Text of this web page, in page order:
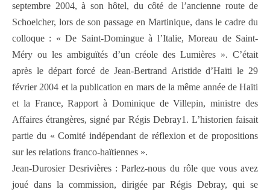
septembre 2004, à son hôtel, du côté de l’ancienne route de
Schoelcher, lors de son passage en Martinique, dans le cadre du
colloque : « De Saint-Domingue à l’Italie, Moreau de Saint-
Méry ou les ambiguïtés d’un créole des Lumières ». C’était
après le départ forcé de Jean-Bertrand Aristide d’Haïti le 29
février 2004 et la publication en mars de la même année de Haïti
et la France, Rapport à Dominique de Villepin, ministre des
Affaires étrangères, signé par Régis Debray1. L’historien faisait
partie du « Comité indépendant de réflexion et de propositions
sur les relations franco-haïtiennes ».
Jean-Durosier Desrivières : Parlez-nous du rôle que vous avez
joué dans la commission, dirigée par Régis Debray, qui se